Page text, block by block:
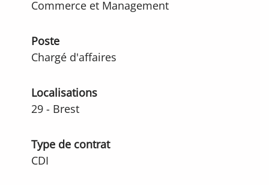
Commerce et Management
Poste
Chargé d'affaires
Localisations
29 - Brest
Type de contrat
CDI